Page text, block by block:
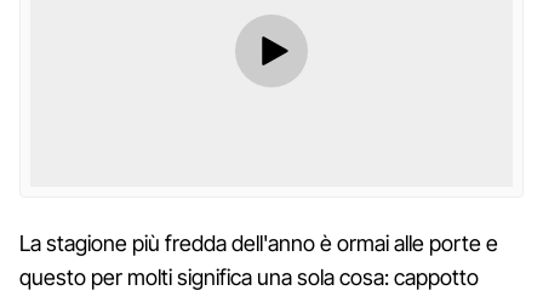
La stagione più fredda dell'anno è ormai alle porte e
questo per molti significa una sola cosa: cappotto